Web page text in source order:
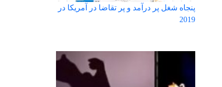
پنجاه شغل پر درآمد و پر تقاضا در آمریکا در
2019